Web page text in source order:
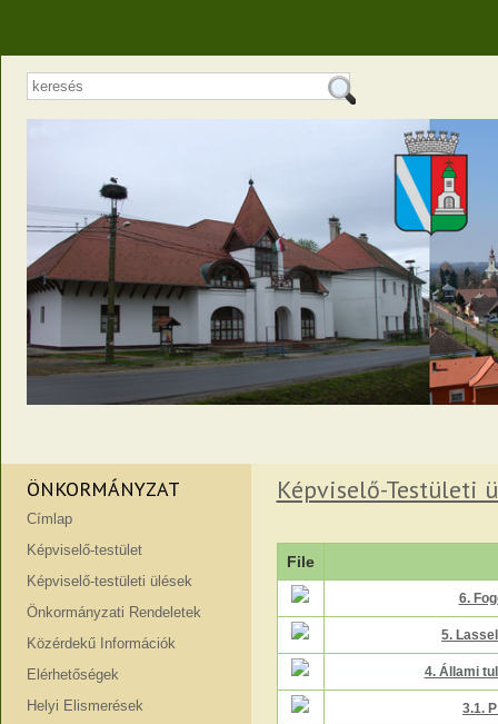
ÖNKORMÁNYZAT
Címlap
Képviselő-testület
Képviselő-testületi ülések
Önkormányzati Rendeletek
Közérdekű Információk
Elérhetőségek
Helyi Elismerések
Képviselő-Testületi
File
6.
5.
4. Állami
3.1.